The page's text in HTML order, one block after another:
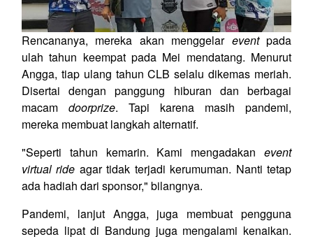
Rencananya, mereka akan menggelar eventpada
ulah tahun keempat pada Mei mendatang. Menurut
Angga, tiap ulang tahun CLB selalu dikemas meriah.
Disertai dengan panggung hiburan dan berbagai
macam doorprize. Tapi karena masih pandemi,
mereka membuat langkah alternatif.
"Seperti tahun kemarin. Kami mengadakan event
virtual ride agar tidak terjadi kerumuman. Nanti tetap
ada hadiah dari sponsor," bilangnya.
Pandemi, lanjut Angga, juga membuat pengguna
sepeda lipat di Bandung juga mengalami kenaikan.